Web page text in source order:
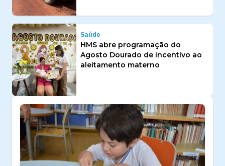
Saúde
HMS abre programação do
Agosto Dourado de incentivo ao
aleitamento materno